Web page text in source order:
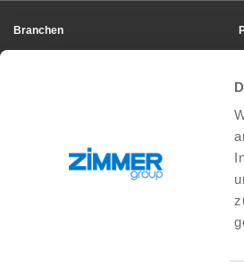
Branchen
Mobilität
Robotiklösungen